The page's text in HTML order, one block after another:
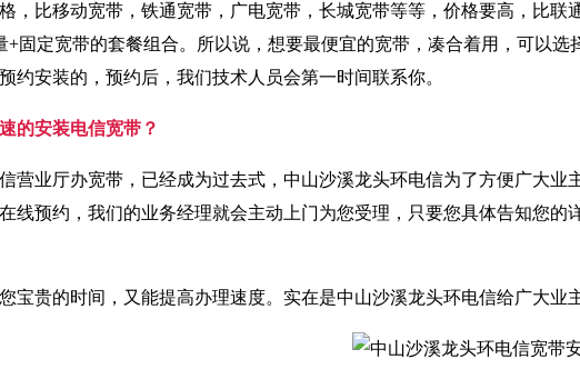
，比移动宽带，铁通宽带，广电宽带，长城宽带等等，价格要高，比
+固定宽带的套餐组合。所以说，想要最便宜的宽带，凑合着用，可以
约安装的，预约后，我们技术人员会第一时间联系你。
的安装电信宽带？
营业厅办宽带，已经成为过去式，中山沙溪龙头环电信为了方便广大
线预约，我们的业务经理就会主动上门为您受理，只要您具体告知您
宝贵的时间，又能提高办理速度。实在是中山沙溪龙头环电信给广大业